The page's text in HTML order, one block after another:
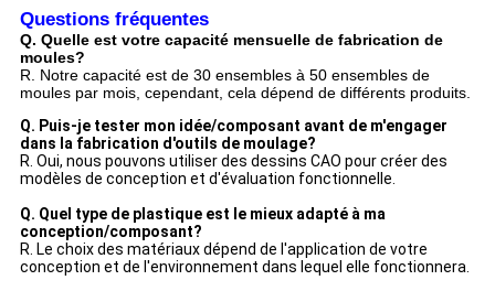
Questions fréquentes
Q. Quelle est votre capacité mensuelle de fabrication de
moules?
R. Notre capacité est de 30 ensembles à 50 ensembles de
moules par mois, cependant, cela dépend de différents produits.
Q. Puis-je tester mon idée/composant avant de m'engager
dans la fabrication d'outils de moulage?
R. Oui, nous pouvons utiliser des dessins CAO pour créer des
modèles de conception et d'évaluation fonctionnelle.
Q. Quel type de plastique est le mieux adapté à ma
conception/composant?
R. Le choix des matériaux dépend de l'application de votre
conception et de l'environnement dans lequel elle fonctionnera.